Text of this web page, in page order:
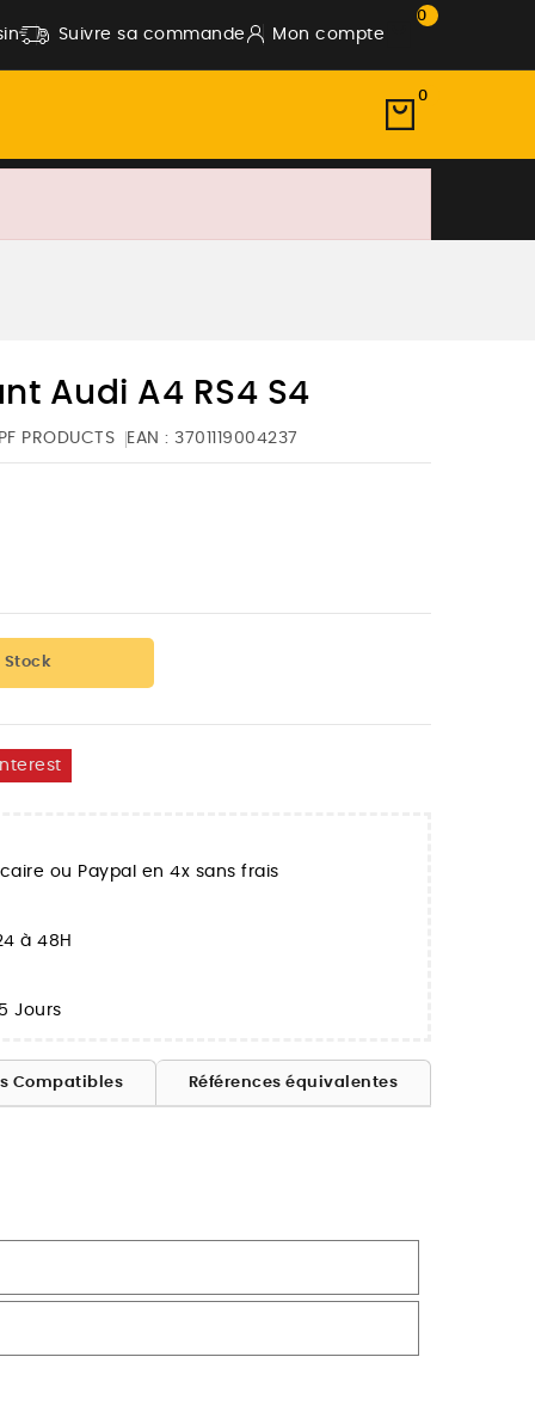
Suivre sa commande Mon compte
0
0
Audi A4 RS4 S4
PRODUCTS EAN : 3701119004237
Stock
ou Paypal en 4x sans frais
à 48H
Jours
Compatibles Références équivalentes